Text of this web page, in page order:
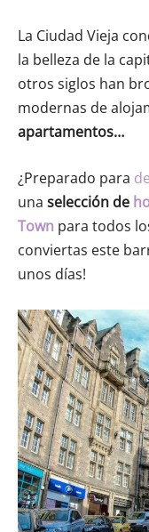
La Ciudad Vieja
la belleza de la
otros siglos han
modernas de
apartamentos…
¿Preparado para
una selección de
Town para todos
conviertas este
unos días!